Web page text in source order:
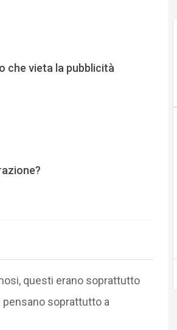
che vieta la pubblicità
questi erano soprattutto
pensano soprattutto a